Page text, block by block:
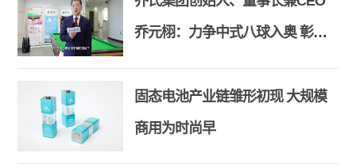
乔元栩：力争中式八球入奥 彰显
和合共生精神
固态电池产业链雏形初现 大规模
商用为时尚早